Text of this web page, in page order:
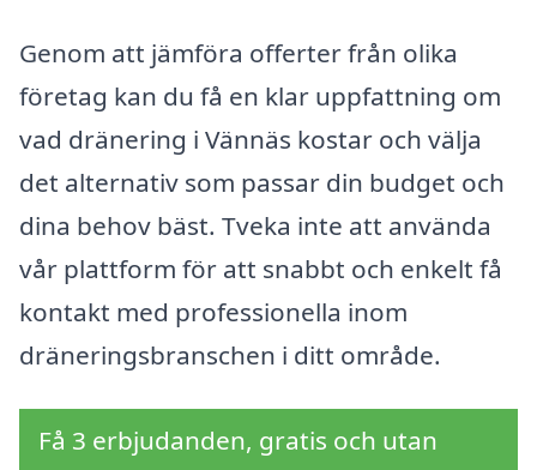
Genom att jämföra offerter från olika
företag kan du få en klar uppfattning om
vad dränering i Vännäs kostar och välja
det alternativ som passar din budget och
dina behov bäst. Tveka inte att använda
vår plattform för att snabbt och enkelt få
kontakt med professionella inom
dräneringsbranschen i ditt område.
Få 3 erbjudanden, gratis och utan